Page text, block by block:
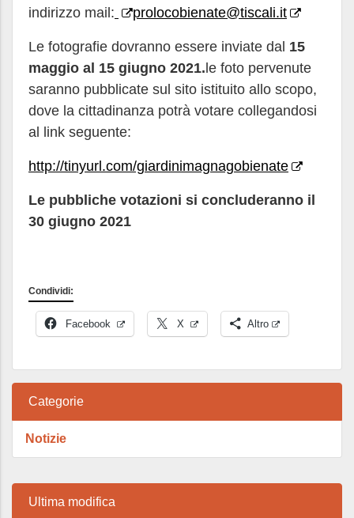
indirizzo mail:
prolocobienate@tiscali.it
Le fotografie dovranno essere inviate dal 15
maggio al 15 giugno 2021. le foto pervenute
saranno pubblicate sul sito istituito allo scopo,
dove la cittadinanza potrà votare collegandosi
al link seguente:
http://tinyurl.com/giardinimagnagobienate
Le pubbliche votazioni si concluderanno il
30 giugno 2021
Condividi:
Facebook X Altro
Categorie
Notizie
Ultima modifica